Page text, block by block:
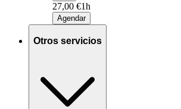
27,00 €1h
Agendar
Otros servicios